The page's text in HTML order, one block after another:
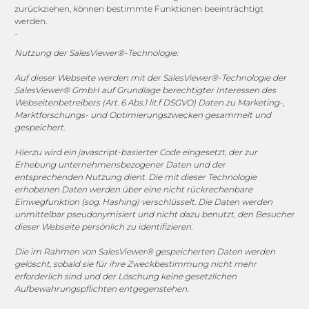
zurückziehen, können bestimmte Funktionen beeinträchtigt
werden.
-
Nutzung der SalesViewer®-Technologie:
Auf dieser Webseite werden mit der SalesViewer®-Technologie der
SalesViewer® GmbH auf Grundlage berechtigter Interessen des
Webseitenbetreibers (Art. 6 Abs.1 lit.f DSGVO) Daten zu Marketing-,
Marktforschungs- und Optimierungszwecken gesammelt und
gespeichert.
Hierzu wird ein javascript-basierter Code eingesetzt, der zur
Erhebung unternehmensbezogener Daten und der
entsprechenden Nutzung dient. Die mit dieser Technologie
erhobenen Daten werden über eine nicht rückrechenbare
Einwegfunktion (sog. Hashing) verschlüsselt. Die Daten werden
unmittelbar pseudonymisiert und nicht dazu benutzt, den Besucher
dieser Webseite persönlich zu identifizieren.
Die im Rahmen von SalesViewer® gespeicherten Daten werden
gelöscht, sobald sie für ihre Zweckbestimmung nicht mehr
erforderlich sind und der Löschung keine gesetzlichen
Aufbewahrungspflichten entgegenstehen.
vertrieb@megasoft.de
+49 2173 265 06 0
Mo. - Do. 08:00 - 17:00 Uhr
Fr. 08:00 - 15:00 Uhr
Sponsoring
1. FC Monheim
COOKIE-RICHTLINIE (EU)
© 2025 MEGASOFT® IT GmbH & Co. KG |